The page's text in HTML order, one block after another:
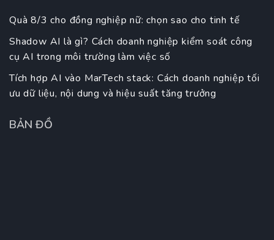
Quà 8/3 cho đồng nghiệp nữ: chọn sao cho tinh tế
Shadow AI là gì? Cách doanh nghiệp kiểm soát công
cụ AI trong môi trường làm việc số
Tích hợp AI vào MarTech stack: Cách doanh nghiệp tối
ưu dữ liệu, nội dung và hiệu suất tăng trưởng
BẢN ĐỒ